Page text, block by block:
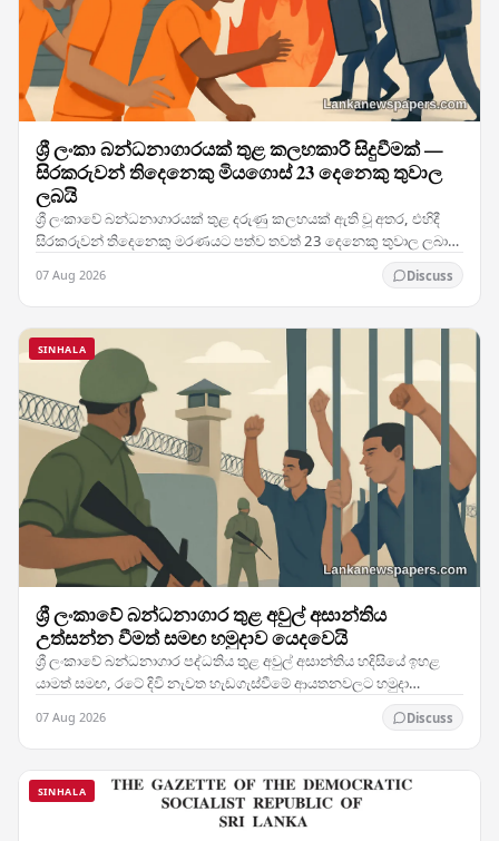
ශ්‍රී ලංකා බන්ධනාගාරයක් තුළ කලහකාරී සිදුවීමක් —
සිරකරුවන් තිදෙනෙකු මියගොස් 23 දෙනෙකු තුවාල
ලබයි
ශ්‍රී ලංකාවේ බන්ධනාගාරයක් තුළ දරුණු කලහයක් ඇති වූ අතර, එහිදී
සිරකරුවන් තිදෙනෙකු මරණයට පත්ව තවත් 23 දෙනෙකු තුවාල ලබා
07 Aug 2026 Discuss
SINHALA
ශ්‍රී ලංකාවේ බන්ධනාගාර තුළ අවුල් අසාන්තිය
උත්සන්න වීමත් සමඟ හමුදාව යෙදවෙයි
ශ්‍රී ලංකාවේ බන්ධනාගාර පද්ධතිය තුළ අවුල් අසාන්තිය හදිසියේ ඉහළ
යාමත් සමඟ, රටේ දිවි නැවත හැඩගැස්වීමේ ආයතනවලට හමුදා
07 Aug 2026 Discuss
SINHALA